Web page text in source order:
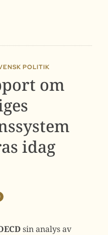
POLITIK
om
idag
sin analys av